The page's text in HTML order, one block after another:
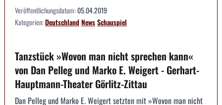
Veröffentlichungsdatum:05.04.2019
Kategorien:DeutschlandNewsSchauspiel
Tanzstück »Wovon man nicht sprechen kann«
von Dan Pelleg und Marko E. Weigert - Gerhart-
Hauptmann-Theater Görlitz-Zittau
Dan Pelleg und Marko E. Weigert setzten mit »Wovon man nicht